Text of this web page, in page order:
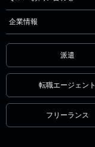
企業情報
派遣
転職エージェント
フリーランス